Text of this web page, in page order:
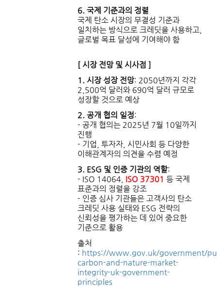
6. 국제 기준과의 정렬
국제 탄소 시장의 무결성 기준과
일치하는 방식으로 크레딧을 사용하고,
글로벌 목표 달성에 기여해야 함
[ 시장 전망 및 시사점 ]
1. 시장 성장 전망: 2050년까지 각각
2,500억 달러와 690억 달러 규모로
성장할 것으로 예상
2. 공개 협의 일정:
- 공개 협의는 2025년 7월 10일까지
진행
- 기업, 투자자, 시민사회 등 다양한
이해관계자의 의견을 수렴 예정
3. ESG 및 인증 기관의 역할:
- ISO 14064, ISO 37301 등 국제
표준과의 정렬을 강조
- 인증 심사 기관들은 고객사의 탄소
크레딧 사용 실태와 ESG 전략의
신뢰성을 평가하는 데 있어 중요한
기준으로 활용
출처
: https://www.gov.uk/government/
carbon-and-nature-market-
integrity-uk-government-
principles